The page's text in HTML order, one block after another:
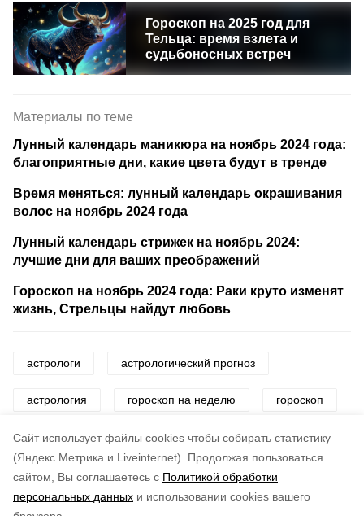
Cайт использует файлы cookies чтобы собирать статистику
(Яндекс.Метрика и Liveinternet).
Продолжая пользоваться
сайтом, Вы соглашаетесь с Политикой обработки
персональных данных и использовании cookies вашего
Гороскоп на 2025 год для
Тельца: время взлета и
судьбоносных встреч
Материалы по теме
Лунный календарь маникюра на ноябрь 2024 года:
благоприятные дни, какие цвета будут в тренде
Время меняться: лунный календарь окрашивания
волос на ноябрь 2024 года
Лунный календарь стрижек на ноябрь 2024:
лучшие дни для ваших преображений
Гороскоп на ноябрь 2024 года: Раки круто изменят
жизнь, Стрельцы найдут любовь
астрологи астрологический прогноз
астрология гороскоп на неделю гороскоп
знаки зодиака звезды
по оценке